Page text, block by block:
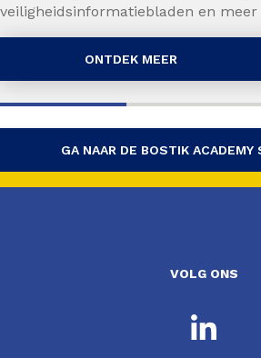
veiligheidsinformatiebladen en meer
ONTDEK MEER
GA NAAR DE BOSTIK ACADEMY
VOLG ONS